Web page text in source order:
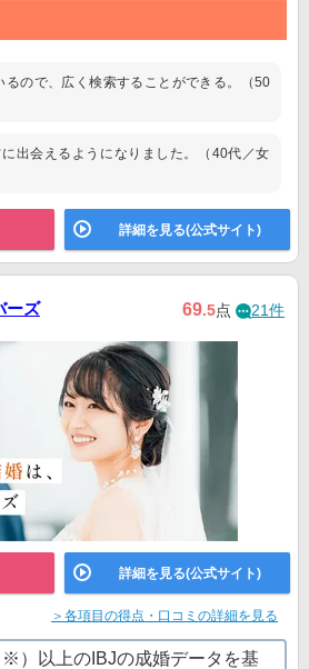
るので、広く検索することができる。（50
出会えるようになりました。（40代／女
詳細を見る(公式サイト)
ーズ 69.5点 21件
詳細を見る(公式サイト)
＞各項目の得点・口コミの詳細を見る
※）以上のIBJの成婚データを基